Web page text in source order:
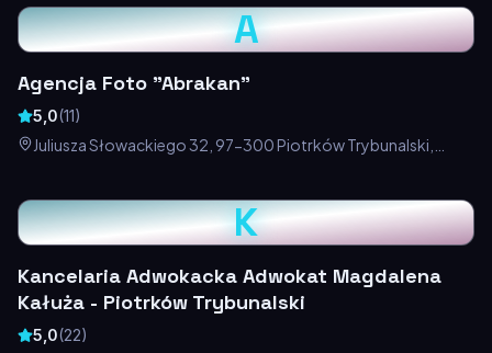
A
Agencja Foto "Abrakan"
5,0(11)
Juliusza Słowackiego 32, 97-300 Piotrków Trybunalski,
K
Kancelaria Adwokacka Adwokat Magdalena
Kałuża - Piotrków Trybunalski
5,0(22)